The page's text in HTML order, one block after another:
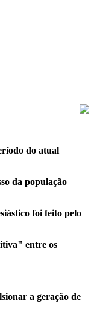
do atual
da população
foi feito pelo
entre os
a geração de